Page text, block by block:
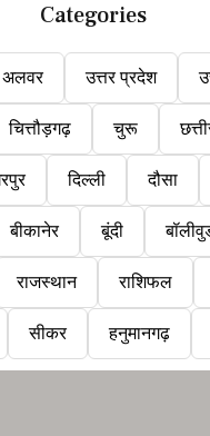
Categories
अलवर उत्तर प्रदेश
चित्तौड़गढ़ चुरू
दिल्ली दौसा
बीकानेर बूंदी
राजस्थान राशिफल
सीकर हनुमानगढ़